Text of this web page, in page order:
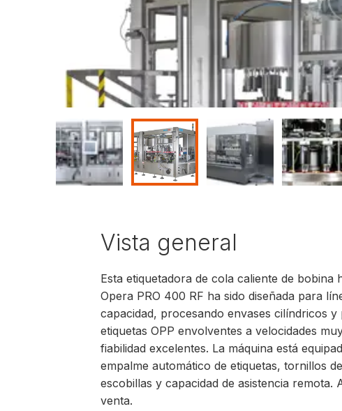
Vista general
Esta etiquetadora de cola caliente de bobina
Opera PRO 400 RF ha sido diseñada para
capacidad, procesando envases cilíndricos
etiquetas OPP envolventes a velocidades
fiabilidad excelentes. La máquina está
empalme automático de etiquetas, tornillos
escobillas y capacidad de asistencia remota.
venta.